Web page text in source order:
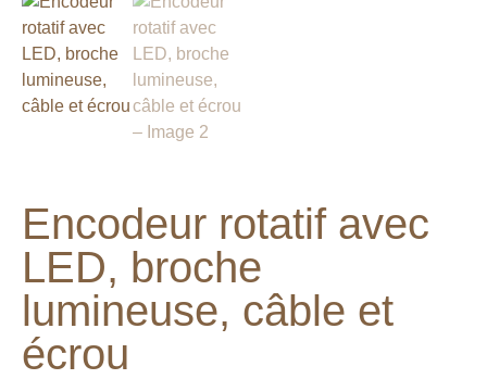
Encodeur rotatif avec
LED, broche
lumineuse, câble et
écrou